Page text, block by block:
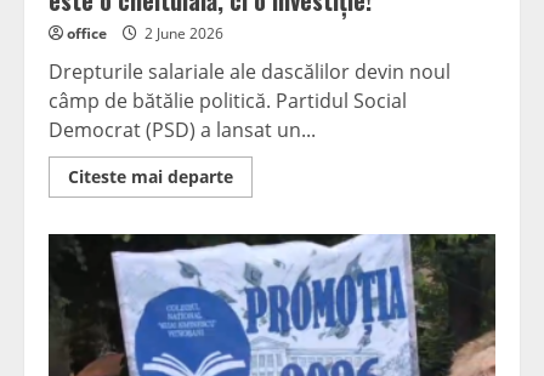
office 2 June 2026
Drepturile salariale ale dascălilor devin noul
câmp de bătălie politică. Partidul Social
Democrat (PSD) a lansat un...
Citeste mai departeRead
more
Cristian
Resmeriță:
„Educația
NU
este
o
cheltuială,
ci